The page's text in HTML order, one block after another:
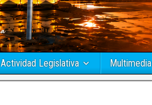
Actividad Legislativa Multimedia